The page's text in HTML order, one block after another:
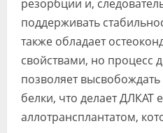
резорбции и,
поддерживать
также обладает
свойствами, но процесс
позволяет
белки, что делает ДЛКАТ
аллотрансплантатом,